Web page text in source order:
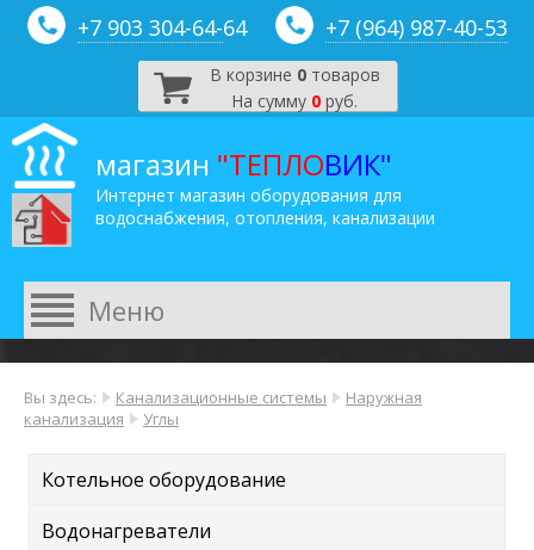
+7 903 304-64-64 +7 (964) 987-40-53
В корзине 0товаров
На сумму 0 руб.
магазин "ТЕПЛОВИК"
Интернет магазин оборудования для
водоснабжения, отопления, канализации
Вы здесь: Канализационные системы
Наружная
канализация
Углы
Котельное оборудование
Водонагреватели